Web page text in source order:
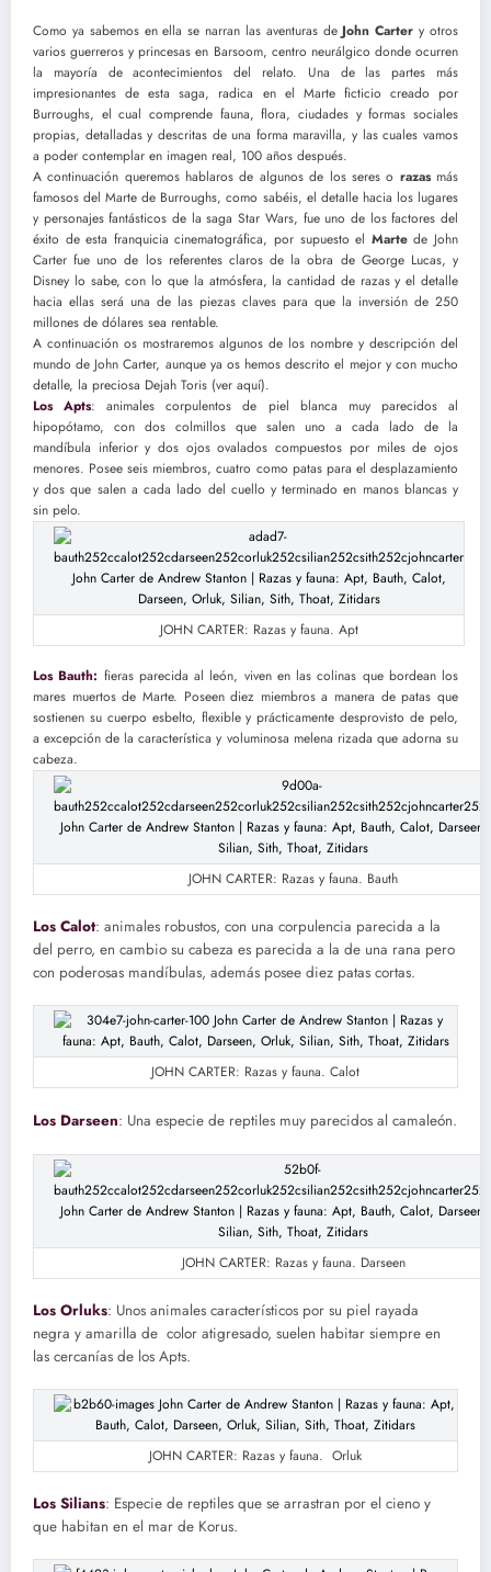
Como ya sabemos en ella se narran las aventuras deJohn Carter y otros
varios guerreros y princesas en Barsoom, centro neurálgico donde ocurren
la mayoría de acontecimientos del relato. Una de las partes más
impresionantes de esta saga, radica en el Marte ficticio creado por
Burroughs, el cual comprende fauna, flora, ciudades y formas sociales
propias, detalladas y descritas de una forma maravilla, y las cuales vamos
a poder contemplar en imagen real, 100 años después.
A continuación queremos hablaros de algunos de los seres o razasmás
famosos del Marte de Burroughs, como sabéis, el detalle hacia los lugares
y personajes fantásticos de la saga Star Wars, fue uno de los factores del
éxito de esta franquicia cinematográfica, por supuesto el Martede John
Carter fue uno de los referentes claros de la obra de George Lucas, y
Disney lo sabe, con lo que la atmósfera, la cantidad de razas y el detalle
hacia ellas será una de las piezas claves para que la inversión de 250
millones de dólares sea rentable.
A continuación os mostraremos algunos de los nombre y descripción del
mundo de John Carter, aunque ya os hemos descrito el mejor y con mucho
detalle, la preciosa Dejah Toris (ver aquí).
Los Apts: animales corpulentos de piel blanca muy parecidos al
hipopótamo, con dos colmillos que salen uno a cada lado de la
mandíbula inferior y dos ojos ovalados compuestos por miles de ojos
menores. Posee seis miembros, cuatro como patas para el desplazamiento
y dos que salen a cada lado del cuello y terminado en manos blancas y
sin pelo.
JOHN CARTER: Razas y fauna. Apt
Los Bauth: fieras parecida al león, viven en las colinas que bordean los
mares muertos de Marte. Poseen diez miembros a manera de patas que
sostienen su cuerpo esbelto, flexible y prácticamente desprovisto de pelo,
a excepción de la característica y voluminosa melena rizada que adorna su
cabeza.
JOHN CARTER: Razas y fauna. Bauth
Los Calot: animales robustos, con una corpulencia parecida a la
del perro, en cambio su cabeza es parecida a la de una rana pero
con poderosas mandíbulas, además posee diez patas cortas.
JOHN CARTER: Razas y fauna. Calot
Los Darseen: Una especie de reptiles muy parecidos al camaleón.
JOHN CARTER: Razas y fauna. Darseen
Los Orluks: Unos animales característicos por su piel rayada
negra y amarilla de color atigresado, suelen habitar siempre en
las cercanías de los Apts.
JOHN CARTER: Razas y fauna. Orluk
Los Silians: Especie de reptiles que se arrastran por el cieno y
que habitan en el mar de Korus.